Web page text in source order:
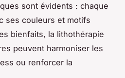
sont évidents : chaque
ses couleurs et motifs
bienfaits, la lithothérapie
peuvent harmoniser les
ou renforcer la